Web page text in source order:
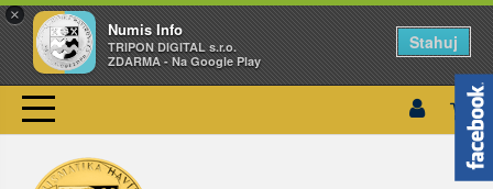
×
Numis Info
TRIPON DIGITAL s.r.o.
ZDARMA - Na Google Play
Stahuj